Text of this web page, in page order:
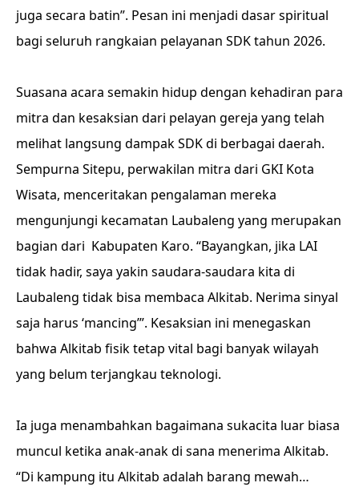
juga secara batin”. Pesan ini menjadi dasar spiritual
bagi seluruh rangkaian pelayanan SDK tahun 2026.
Suasana acara semakin hidup dengan kehadiran para
mitra dan kesaksian dari pelayan gereja yang telah
melihat langsung dampak SDK di berbagai daerah.
Sempurna Sitepu, perwakilan mitra dari GKI Kota
Wisata, menceritakan pengalaman mereka
mengunjungi kecamatan Laubaleng yang merupakan
bagian dari Kabupaten Karo. “Bayangkan, jika LAI
tidak hadir, saya yakin saudara-saudara kita di
Laubaleng tidak bisa membaca Alkitab. Nerima sinyal
saja harus ‘mancing’”. Kesaksian ini menegaskan
bahwa Alkitab fisik tetap vital bagi banyak wilayah
yang belum terjangkau teknologi.
Ia juga menambahkan bagaimana sukacita luar biasa
muncul ketika anak-anak di sana menerima Alkitab.
“Di kampung itu Alkitab adalah barang mewah…